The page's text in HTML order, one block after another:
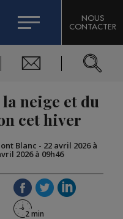
L'EXPERT
SKIABLES
BLANC
NOUS
CONTACTER
neige et du
cet hiver
Blanc - 22 avril 2026 à
2026 à 09h46